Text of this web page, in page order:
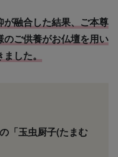
融合した結果、ご本尊
ご供養がお仏壇を用い
した。
「玉虫厨子(たまむ